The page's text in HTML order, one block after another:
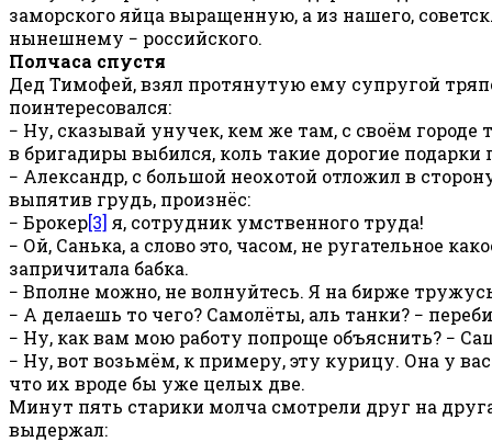
заморского яйца выращенную, а из нашего,
нынешнему − российского.
Полчаса спустя
Дед Тимофей, взял протянутую ему супругой
поинтересовался:
− Ну, сказывай унучек, кем же там, с своём городе
в бригадиры выбился, коль такие дорогие подарки
− Александр, с большой неохотой отложил в
выпятив грудь, произнёс:
− Брокер[3] я, сотрудник умственного труда!
− Ой, Санька, а слово это, часом, не ругательное
запричитала бабка.
− Вполне можно, не волнуйтесь. Я на бирже
− А делаешь то чего? Самолёты, аль танки? −
− Ну, как вам мою работу попроще объяснить? −
− Ну, вот возьмём, к примеру, эту курицу. Она у
что их вроде бы уже целых две.
Минут пять старики молча смотрели друг на
выдержал: